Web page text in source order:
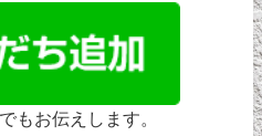
もお伝えします。